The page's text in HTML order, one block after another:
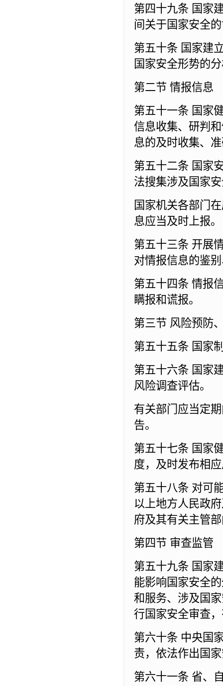
第四十九条 国家
间关于国家安全
第五十条 国家建
国家安全形势的
第二节 情报信息
第五十一条 国家
信息收集、研判
息的及时收集、
第五十二条 国家
法搜集涉及国家
国家机关各部门
息应当及时上报。
第五十三条 开展
对情报信息的鉴
第五十四条 情报
瞒报和谎报。
第三节 风险预防
第五十五条 国家
第五十六条 国家
风险调查评估。
有关部门应当定
告。
第五十七条 国家
度，及时发布相
第五十八条 对可
以上地方人民政
府及其有关主管
第四节 审查监管
第五十九条 国家
能影响国家安全
和服务、涉及国
行国家安全审查
第六十条 中央国
责，依法作出国
第六十一条 省、